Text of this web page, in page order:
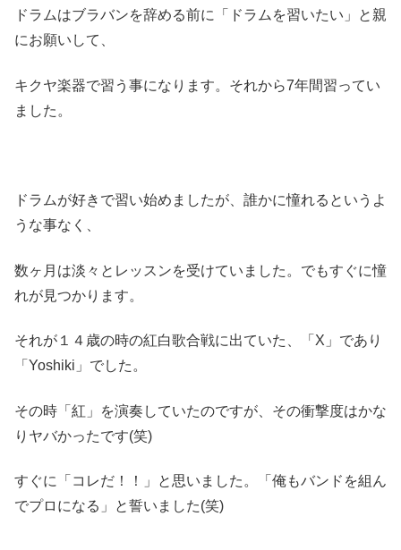
ドラムはブラバンを辞める前に「ドラムを習いたい」と親
にお願いして、
キクヤ楽器で習う事になります。それから7年間習ってい
ました。
ドラムが好きで習い始めましたが、誰かに憧れるというよ
うな事なく、
数ヶ月は淡々とレッスンを受けていました。でもすぐに憧
れが見つかります。
それが１４歳の時の紅白歌合戦に出ていた、「X」であり
「Yoshiki」でした。
その時「紅」を演奏していたのですが、その衝撃度はかな
りヤバかったです(笑)
すぐに「コレだ！！」と思いました。「俺もバンドを組ん
でプロになる」と誓いました(笑)